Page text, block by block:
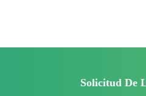
Solicitud De